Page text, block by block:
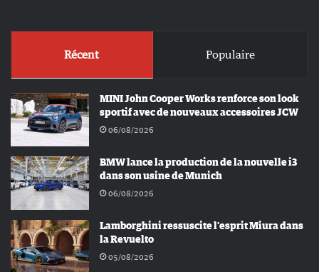
Récent Populaire
MINI John Cooper Works renforce son look
sportif avec de nouveaux accessoires JCW
06/08/2026
BMW lance la production de la nouvelle i3
dans son usine de Munich
06/08/2026
Lamborghini ressuscite l’esprit Miura dans
la Revuelto
05/08/2026